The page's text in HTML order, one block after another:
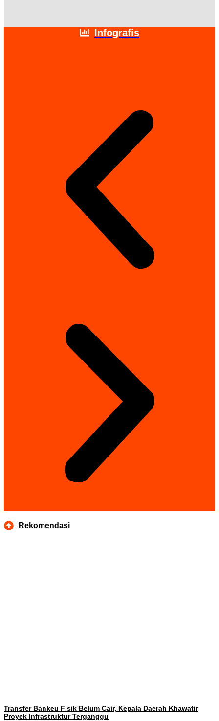
Infografis
Rekomendasi
Transfer Bankeu Fisik Belum Cair, Kepala Daerah Khawatir
Proyek Infrastruktur Terganggu